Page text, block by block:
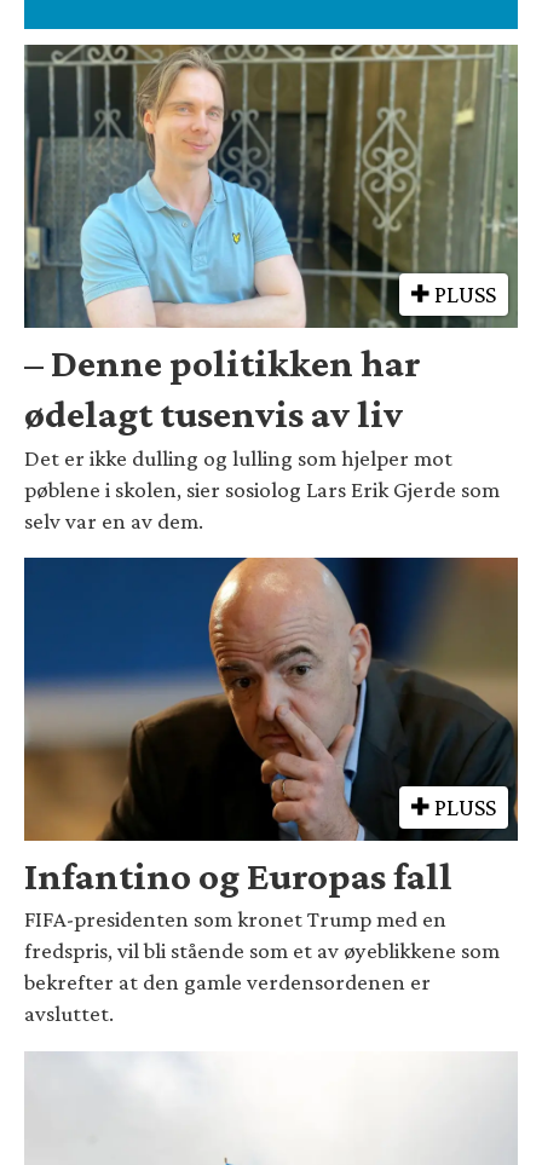
PLUSS
– Denne politikken har
ødelagt tusenvis av liv
Det er ikke dulling og lulling som hjelper mot
pøblene i skolen, sier sosiolog Lars Erik Gjerde som
selv var en av dem.
PLUSS
Infantino og Europas fall
FIFA-presidenten som kronet Trump med en
fredspris, vil bli stående som et av øyeblikkene som
bekrefter at den gamle verdensordenen er
avsluttet.